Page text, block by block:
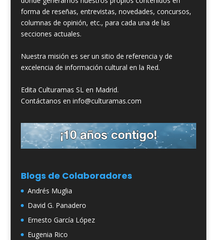
forma de reseñas, entrevistas, novedades, concursos,
columnas de opinión, etc., para cada una de las
secciones actuales.
Nuestra misión es ser un sitio de referencia y de
excelencia de información cultural en la Red.
Edita Culturamas SL en Madrid.
Contáctanos en info@culturamas.com
Blogs de Colaboradores
Andrés Muglia
David G. Panadero
Ernesto García López
Eugenia Rico